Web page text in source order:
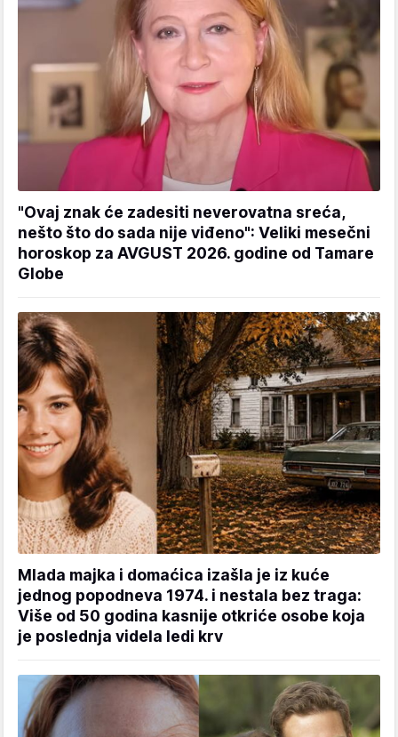
"Ovaj znak će zadesiti neverovatna sreća,
nešto što do sada nije viđeno": Veliki mesečni
horoskop za AVGUST 2026. godine od Tamare
Globe
Mlada majka i domaćica izašla je iz kuće
jednog popodneva 1974. i nestala bez traga:
Više od 50 godina kasnije otkriće osobe koja
je poslednja videla ledi krv